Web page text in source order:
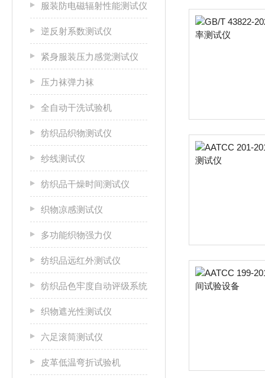
服装防电磁辐射性能测试仪
逆反射系数测试仪
紧身服装压力感觉测试仪
压力袜弹力袜
全自动干洗试验机
纺织品织物测试仪
纱线测试仪
纺织品干燥时间测试仪
织物凉感测试仪
多功能织物强力仪
纺织品远红外测试仪
纺织品色牢度自动评级系统
织物遮光性测试仪
六足滚筒测试仪
皮革低温弯折试验机